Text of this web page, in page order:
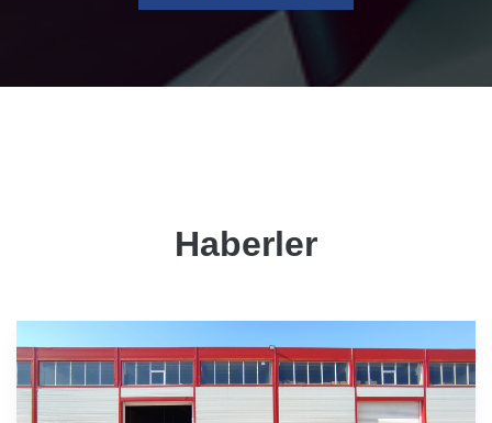
Haberler